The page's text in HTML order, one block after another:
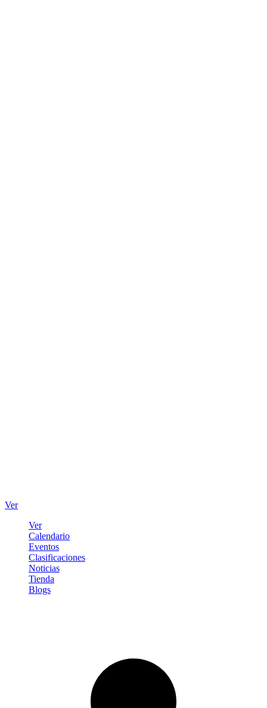
Ver
Ver
Calendario
Eventos
Clasificaciones
Noticias
Tienda
Blogs